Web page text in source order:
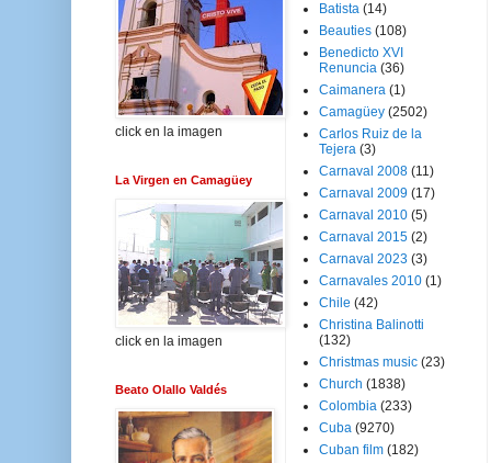
click en la imagen
La Virgen en Camagüey
click en la imagen
Beato Olallo Valdés
Batista (14)
Beauties (108)
Benedicto XVI
Renuncia (36)
Caimanera (1)
Camagüey (2502)
Carlos Ruiz de la
Tejera (3)
Carnaval 2008 (11)
Carnaval 2009 (17)
Carnaval 2010 (5)
Carnaval 2015 (2)
Carnaval 2023 (3)
Carnavales 2010 (1)
Chile (42)
Christina Balinotti
(132)
Christmas music (23)
Church (1838)
Colombia (233)
Cuba (9270)
Cuban film (182)